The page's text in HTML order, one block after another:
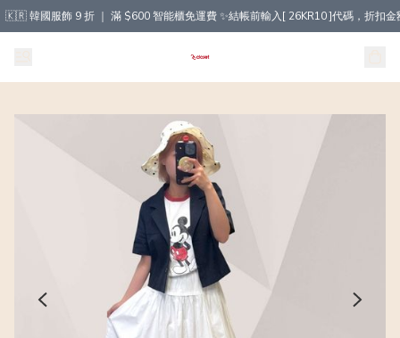
🇰🇷 韓國服飾 9 折 ｜ 滿 $600 智能櫃免運費 ✨結帳前輸入[ 26KR10 ]代碼，折扣金